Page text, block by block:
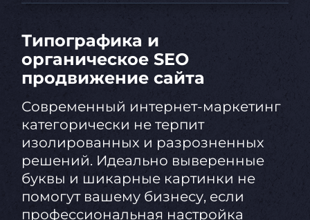
Типографика и
органическое SEO
продвижение сайта
Современный интернет-маркетинг
категорически не терпит
изолированных и разрозненных
решений. Идеально выверенные
буквы и шикарные картинки не
помогут вашему бизнесу, если
профессиональная настройка